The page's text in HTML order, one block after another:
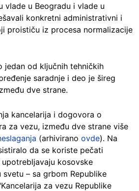
vlade u Beogradu i vlade u
konkretni administrativni i
proističu iz procesa normalizacije
jedan od ključnih tehničkih
saradnje i deo je šireg
dve strane.
kancelarija i dogovora o
za vezu, između dve strane više
(arhivirano ovde). Na
da se koriste pečati
kosovske
– sa grbom Republike
za vezu Republike